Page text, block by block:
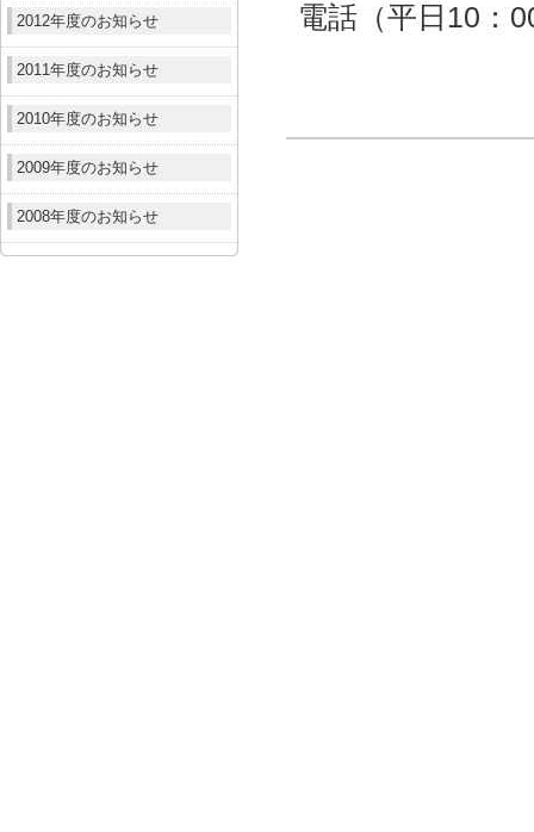
2012年度のお知らせ
2011年度のお知らせ
2010年度のお知らせ
2009年度のお知らせ
2008年度のお知らせ
電話（平日10：